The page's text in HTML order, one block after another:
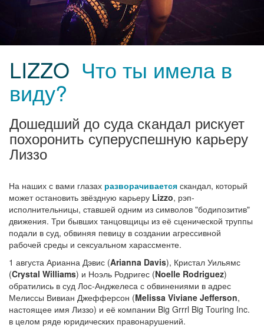
LIZZO Что ты имела в
виду?
Дошедший до суда скандал рискует
похоронить суперуспешную карьеру
Лиззо
На наших с вами глазах разворачивается скандал, который
может остановить звёздную карьеру Lizzo, рэп-
исполнительницы, ставшей одним из символов "бодипозитив"
движения. Три бывших танцовщицы из её сценической труппы
подали в суд, обвиняя певицу в создании агрессивной
рабочей среды и сексуальном харассменте.
1 августа Арианна Дэвис (Arianna Davis), Кристал Уильямс
(Crystal Williams) и Ноэль Родригес (Noelle Rodriguez)
обратились в суд Лос-Анджелеса с обвинениями в адрес
Мелиссы Вивиан Джефферсон (Melissa Viviane Jefferson,
настоящее имя Лиззо) и её компании Big Grrrl Big Touring Inc.
в целом ряде юридических правонарушений.